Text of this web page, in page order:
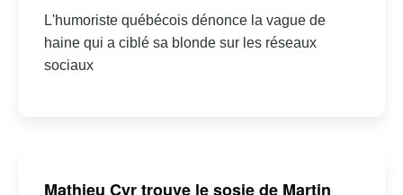
L'humoriste québécois dénonce la vague de
haine qui a ciblé sa blonde sur les réseaux
sociaux
Mathieu Cyr trouve le sosie de Martin